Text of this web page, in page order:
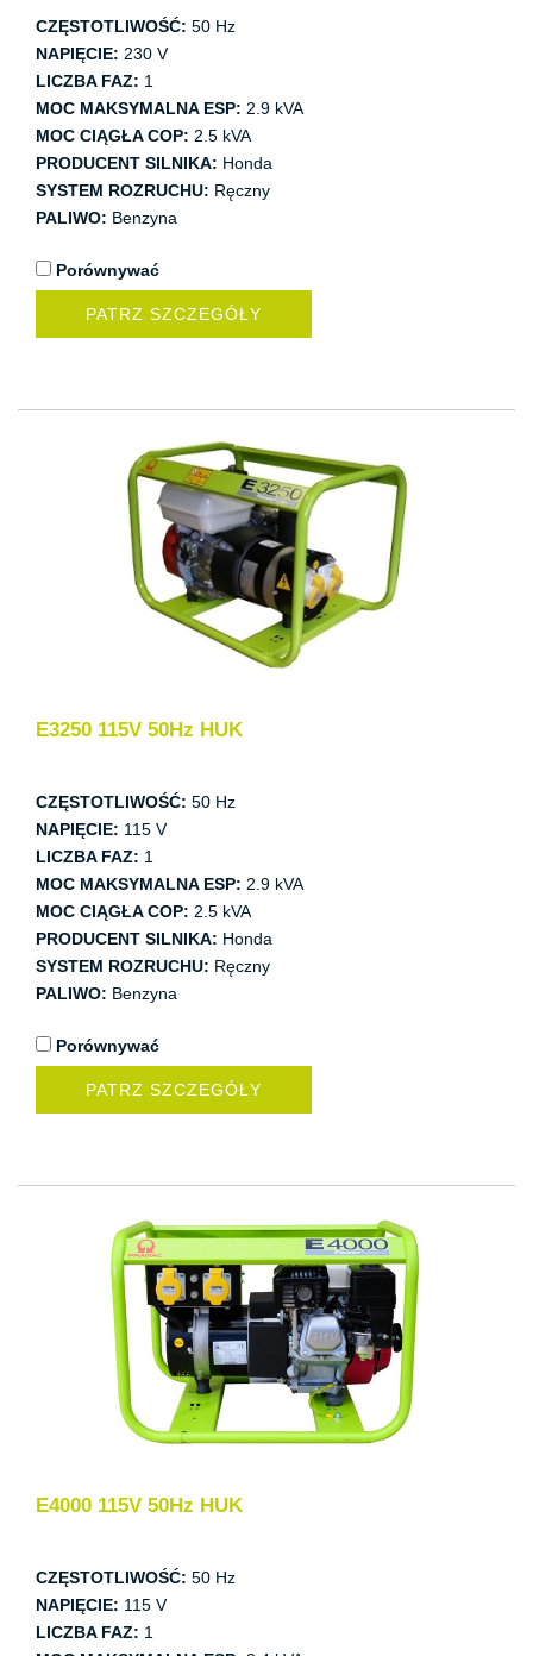
CZĘSTOTLIWOŚĆ: 50 Hz
NAPIĘCIE: 230 V
LICZBA FAZ: 1
MOC MAKSYMALNA ESP: 2.9 kVA
MOC CIĄGŁA COP: 2.5 kVA
PRODUCENT SILNIKA: Honda
SYSTEM ROZRUCHU: Ręczny
PALIWO: Benzyna
Porównywać
PATRZ SZCZEGÓŁY
E3250 115V 50Hz HUK
CZĘSTOTLIWOŚĆ: 50 Hz
NAPIĘCIE: 115 V
LICZBA FAZ: 1
MOC MAKSYMALNA ESP: 2.9 kVA
MOC CIĄGŁA COP: 2.5 kVA
PRODUCENT SILNIKA: Honda
SYSTEM ROZRUCHU: Ręczny
PALIWO: Benzyna
Porównywać
PATRZ SZCZEGÓŁY
E4000 115V 50Hz HUK
CZĘSTOTLIWOŚĆ: 50 Hz
NAPIĘCIE: 115 V
LICZBA FAZ: 1